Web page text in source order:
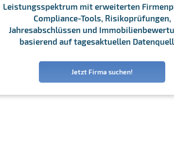
Leistungsspektrum mit erweiterten
Compliance-Tools, Risikoprüfungen,
Jahresabschlüssen und
basierend auf tagesaktuellen
Jetzt Firma suchen!